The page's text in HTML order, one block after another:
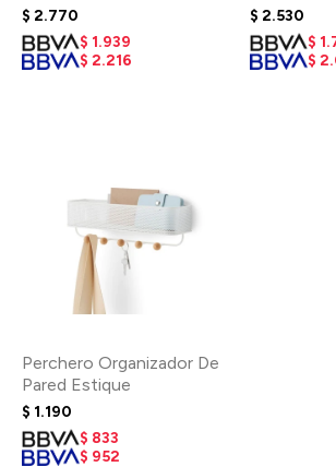
$ 2.770
$ 1.939
$ 2.216
$ 2.530
$
$
Perchero Organizador De
Pared Estique
$ 1.190
$ 833
$ 952